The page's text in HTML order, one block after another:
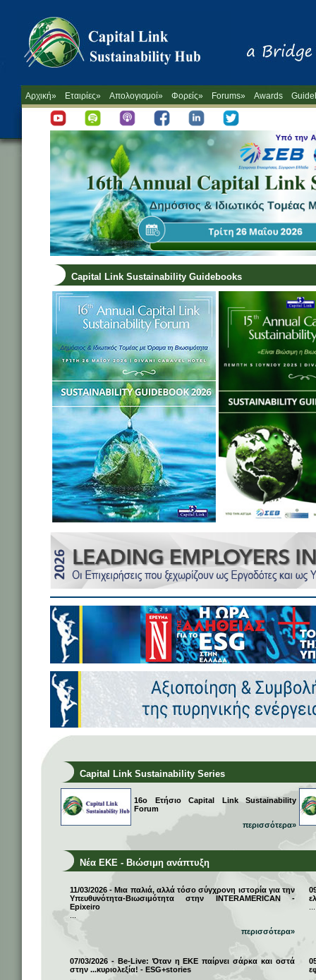
Αρχική» Εταιρίες» Απολογισμοί» Φορείς» Forums» Awards
Capital Link Sustainability Guidebooks
Capital Link Sustainability Series
16ο Ετήσιο Capital Link Sustainability
Forum
περισσότερα»
Νέα ΕΚΕ - Βιώσιμη ανάπτυξη
11/03/2026 - Μια παλιά, αλλά τόσο σύγχρονη ιστορία για την
Υπευθυνότητα-Βιωσιμότητα στην INTERAMERICAN -
Epixeiro
περισσότερα»
07/03/2026 - Be-Live: Όταν η ΕΚΕ παίρνει σάρκα και οστά
στην ...κυριολεξία! - ESG+stories